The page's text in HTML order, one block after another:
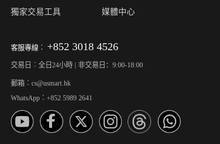
獨家交易工具
媒體中心
客服專線︰ +852 3018 4526
交易日︰全日24小時 | 非交易日：9:00-18:00
郵箱︰cs@usmart.hk
WhatsApp︰+852 5989 2641